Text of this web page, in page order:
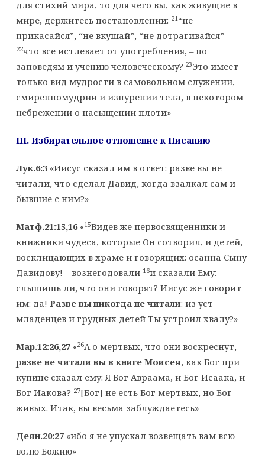
для стихий мира, то для чего вы, как живущие в
мире, держитесь постановлений: 21“не
прикасайся”, “не вкушай”, “не дотрагивайся” –
22что все истлевает от употребления, – по
заповедям и учению человеческому? 23Это имеет
только вид мудрости в самовольном служении,
смиренномудрии и изнурении тела, в некотором
небрежении о насыщении плоти»
III. Избирательное отношение к Писанию
Лук.6:3«Иисус сказал им в ответ: разве вы не
читали, что сделал Давид, когда взалкал сам и
бывшие с ним?»
Матф.21:15,16«15Видев же первосвященники и
книжники чудеса, которые Он сотворил, и детей,
восклицающих в храме и говорящих: осанна Сыну
Давидову! – вознегодовали 16и сказали Ему:
слышишь ли, что они говорят? Иисус же говорит
им: да! Разве вы никогда не читали: из уст
младенцев и грудных детей Ты устроил хвалу?»
Мар.12:26,27«26А о мертвых, что они воскреснут,
разве не читали вы в книге Моисея, как Бог при
купине сказал ему: Я Бог Авраама, и Бог Исаака, и
Бог Иакова? 27[Бог] не есть Бог мертвых, но Бог
живых. Итак, вы весьма заблуждаетесь»
Деян.20:27«ибо я не упускал возвещать вам всю
волю Божию»